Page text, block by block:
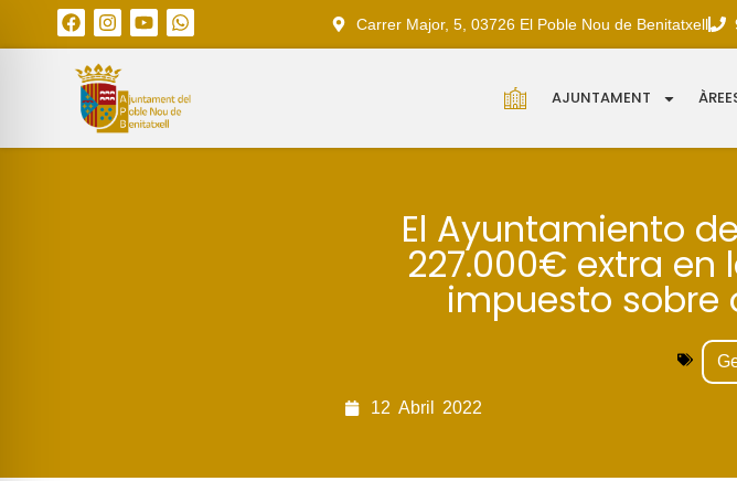
Carrer Major, 5, 03726 El Poble Nou de Benitatxell
AJUNTAMENT
El Ayuntamiento
227.000€ extra en
impuesto sobre
12 Abril 2022